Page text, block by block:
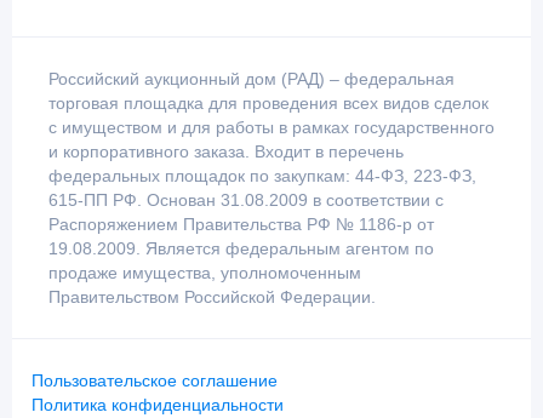
Российский аукционный дом (РАД) – федеральная
торговая площадка для проведения всех видов сделок
с имуществом и для работы в рамках государственного
и корпоративного заказа. Входит в перечень
федеральных площадок по закупкам: 44-ФЗ, 223-ФЗ,
615-ПП РФ. Основан 31.08.2009 в соответствии с
Распоряжением Правительства РФ № 1186-р от
19.08.2009. Является федеральным агентом по
продаже имущества, уполномоченным
Правительством Российской Федерации.
Пользовательское соглашение
Политика конфиденциальности